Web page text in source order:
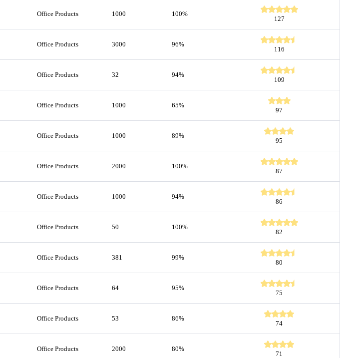
Office Products 1000 100%
127
Office Products 3000 96%
116
Office Products 32 94%
109
Office Products 1000 65%
97
Office Products 1000 89%
95
Office Products 2000 100%
87
Office Products 1000 94%
86
Office Products 50 100%
82
Office Products 381 99%
80
Office Products 64 95%
75
Office Products 53 86%
74
Office Products 2000 80%
71